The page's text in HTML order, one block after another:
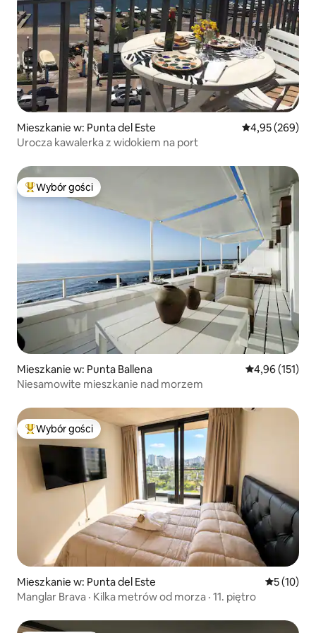
Mieszkanie w: Punta del Este Średnia
4,95 (269)
Urocza kawalerka z widokiem na port
Najpopularniejsze z kategorii Wybór gości
Wybór gości
Mieszkanie w: Punta Ballena Średnia
4,96 (151)
Niesamowite mieszkanie nad morzem
Najpopularniejsze z kategorii Wybór gości
Wybór gości
Mieszkanie w: Punta del Este Średnia
5 (10)
Manglar Brava · Kilka metrów od morza · 11. piętro